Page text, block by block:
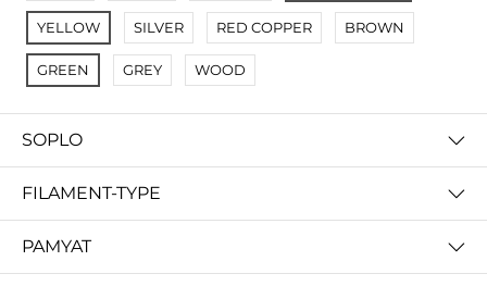
YELLOW SILVER RED COPPER BROWN
GREEN GREY WOOD
SOPLO
FILAMENT-TYPE
PAMYAT